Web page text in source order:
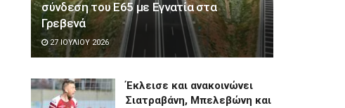
σύνδεση του Ε65 με Εγνατία στα
Γρεβενά
27 ΙΟΥΛΊΟΥ 2026
Έκλεισε και ανακοινώνει
Σιατραβάνη, Μπελεβώνη και